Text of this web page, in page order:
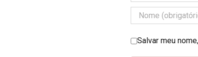
Salvar meu